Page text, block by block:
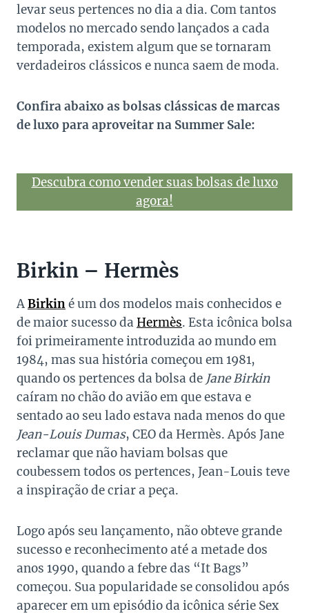
levar seus pertences no dia a dia. Com tantos
modelos no mercado sendo lançados a cada
temporada, existem algum que se tornaram
verdadeiros clássicos e nunca saem de moda.
Confira abaixo as bolsas clássicas de marcas
de luxo para aproveitar na Summer Sale:
Descubra como vender suas bolsas de luxo
agora!
Birkin – Hermès
ABirkiné um dos modelos mais conhecidos e
de maior sucesso da Hermès. Esta icônica bolsa
foi primeiramente introduzida ao mundo em
1984, mas sua história começou em 1981,
quando os pertences da bolsa de Jane Birkin
caíram no chão do avião em que estava e
sentado ao seu lado estava nada menos do que
Jean-Louis Dumas, CEO da Hermès. Após Jane
reclamar que não haviam bolsas que
coubessem todos os pertences, Jean-Louis teve
a inspiração de criar a peça.
Logo após seu lançamento, não obteve grande
sucesso e reconhecimento até a metade dos
anos 1990, quando a febre das “It Bags”
começou. Sua popularidade se consolidou após
aparecer em um episódio da icônica série Sex